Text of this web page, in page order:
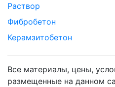
Раствор
Фибробетон
Керамзитобетон
Все материалы, цены,
размещенные на данном